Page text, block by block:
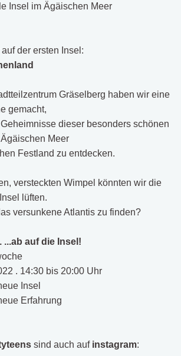
Insel im Ägäischen Meer
der ersten Insel:
Gräselberg haben wir eine
gemacht,
dieser besonders schönen
Meer
Festland zu entdecken.
versteckten Wimpel könnten wir die
lüften.
versunkene Atlantis zu finden?
...ab auf die Insel!
. 14:30 bis 20:00 Uhr
Insel
Erfahrung
sind auch auf instagram: